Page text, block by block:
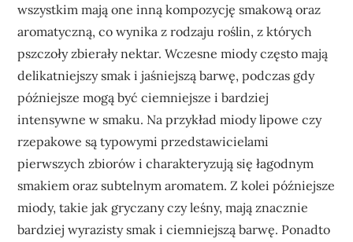
wszystkim mają one inną kompozycję smakową oraz
aromatyczną, co wynika z rodzaju roślin, z których
pszczoły zbierały nektar. Wczesne miody często mają
delikatniejszy smak i jaśniejszą barwę, podczas gdy
późniejsze mogą być ciemniejsze i bardziej
intensywne w smaku. Na przykład miody lipowe czy
rzepakowe są typowymi przedstawicielami
pierwszych zbiorów i charakteryzują się łagodnym
smakiem oraz subtelnym aromatem. Z kolei późniejsze
miody, takie jak gryczany czy leśny, mają znacznie
bardziej wyrazisty smak i ciemniejszą barwę. Ponadto